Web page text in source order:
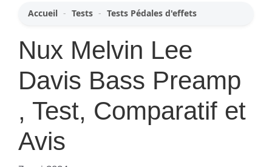
Accueil - Tests - Tests Pédales d'effets
Nux Melvin Lee
Davis Bass Preamp
, Test, Comparatif et
Avis